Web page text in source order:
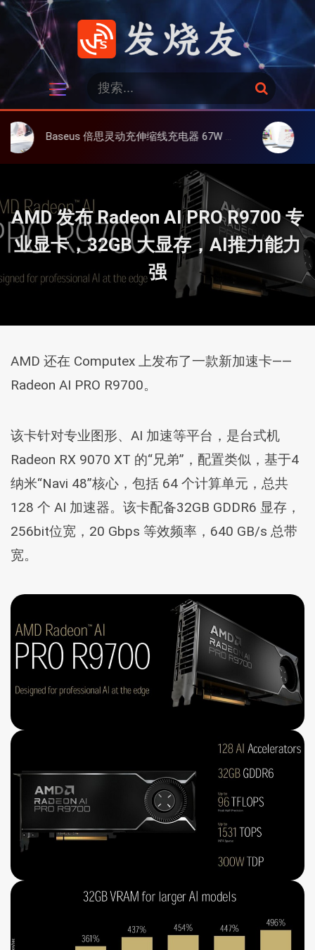
跳
发烧友
：
搜
索
Baseus 倍思灵动充伸缩线充电器 67W 3C，超耐用可伸缩线、氮化镓、3C多设备同时充 大上
AMD 发布 Radeon AI PRO R9700 专
业显卡，32GB 大显存，AI推力能力
强
AMD 还在 Computex 上发布了一款新加速卡——
Radeon AI PRO R9700。
该卡针对专业图形、AI 加速等平台，是台式机
Radeon RX 9070 XT 的“兄弟”，配置类似，基于4
纳米“Navi 48”核心，包括 64 个计算单元，总共
128 个 AI 加速器。该卡配备32GB GDDR6 显存，
256bit位宽，20 Gbps 等效频率，640 GB/s 总带
宽。